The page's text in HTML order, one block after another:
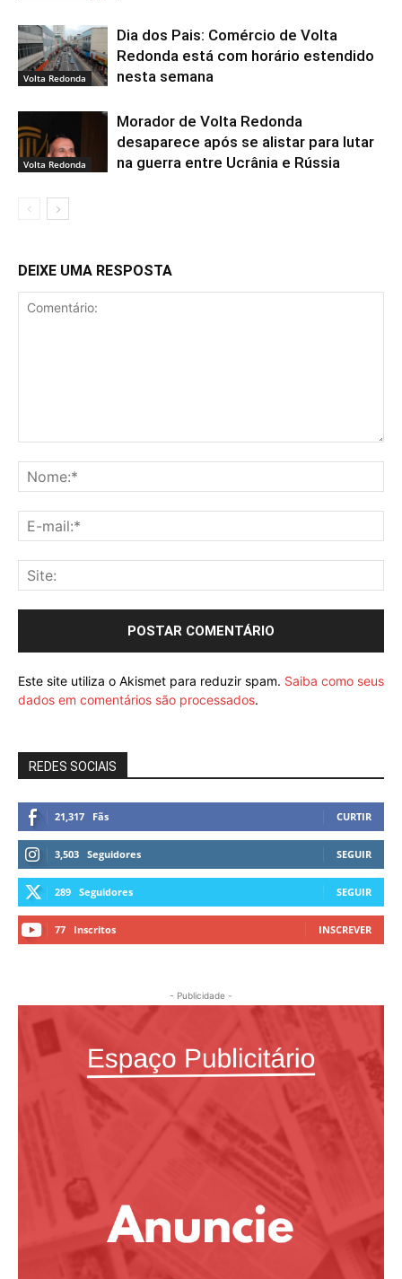
Volta Redonda
Dia dos Pais: Comércio de Volta
Redonda está com horário estendido
nesta semana
Volta Redonda
Morador de Volta Redonda
desaparece após se alistar para lutar
na guerra entre Ucrânia e Rússia
DEIXE UMA RESPOSTA
Este site utiliza o Akismet para reduzir spam. Saiba como seus
dados em comentários são processados.
REDES SOCIAIS
21,317 Fãs CURTIR
3,503 Seguidores SEGUIR
289 Seguidores SEGUIR
77 Inscritos INSCREVER
- Publicidade -